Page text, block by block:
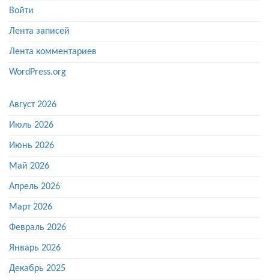
Войти
Лента записей
Лента комментариев
WordPress.org
Август 2026
Июль 2026
Июнь 2026
Май 2026
Апрель 2026
Март 2026
Февраль 2026
Январь 2026
Декабрь 2025